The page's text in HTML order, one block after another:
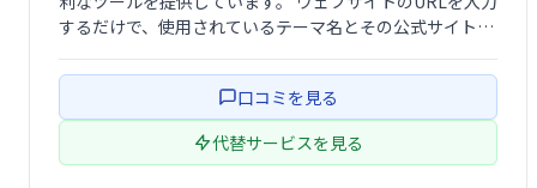
するだけで、使用されているテーマ名とその公式サイトへ
テーマを探したり、デザインの参考にする際に役立つ、手
口コミを見る
代替サービスを見る